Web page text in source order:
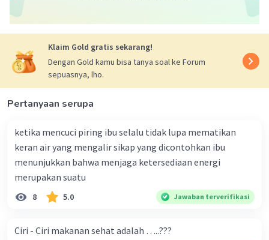
Klaim Gold gratis sekarang!
Dengan Gold kamu bisa tanya soal ke Forum
sepuasnya, lho.
Pertanyaan serupa
ketika mencuci piring ibu selalu tidak lupa mematikan
keran air yang mengalir sikap yang dicontohkan ibu
menunjukkan bahwa menjaga ketersediaan energi
merupakan suatu
8 5.0 Jawaban terverifikasi
Ciri - Ciri makanan sehat adalah …..???